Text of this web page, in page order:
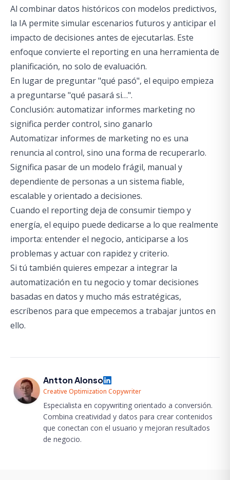
Al combinar datos históricos con modelos predictivos,
la IA permite simular escenarios futuros y anticipar el
impacto de decisiones antes de ejecutarlas. Este
enfoque convierte el reporting en una herramienta de
planificación, no solo de evaluación.
En lugar de preguntar "qué pasó", el equipo empieza
a preguntarse "qué pasará si…".
Conclusión: automatizar informes marketing no
significa perder control, sino ganarlo
Automatizar informes de marketing no es una
renuncia al control, sino una forma de recuperarlo.
Significa pasar de un modelo frágil, manual y
dependiente de personas a un sistema fiable,
escalable y orientado a decisiones.
Cuando el reporting deja de consumir tiempo y
energía, el equipo puede dedicarse a lo que realmente
importa: entender el negocio, anticiparse a los
problemas y actuar con rapidez y criterio.
Si tú también quieres empezar a integrar la
automatización en tu negocio y tomar decisiones
basadas en datos y mucho más estratégicas,
escríbenos para que empecemos a trabajar juntos en
ello.
Antton Alonso
Creative Optimization Copywriter
Especialista en copywriting orientado a conversión.
Combina creatividad y datos para crear contenidos
que conectan con el usuario y mejoran resultados
de negocio.